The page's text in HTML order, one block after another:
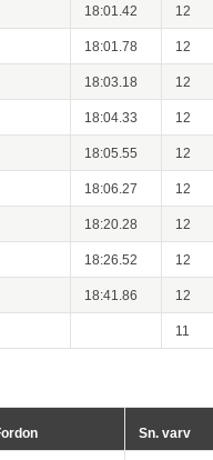
18:01.42 12
18:01.78 12
18:03.18 12
18:04.33 12
18:05.55 12
18:06.27 12
18:20.28 12
18:26.52 12
18:41.86 12
11
Sn. varv